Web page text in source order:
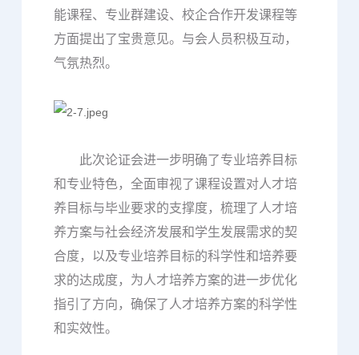
能课程、专业群建设、校企合作开发课程等
方面提出了宝贵意见。与会人员积极互动，
气氛热烈。
此次论证会进一步明确了专业培养目标
和专业特色，全面审视了课程设置对人才培
养目标与毕业要求的支撑度，梳理了人才培
养方案与社会经济发展和学生发展需求的契
合度，以及专业培养目标的科学性和培养要
求的达成度，为人才培养方案的进一步优化
指引了方向，确保了人才培养方案的科学性
和实效性。